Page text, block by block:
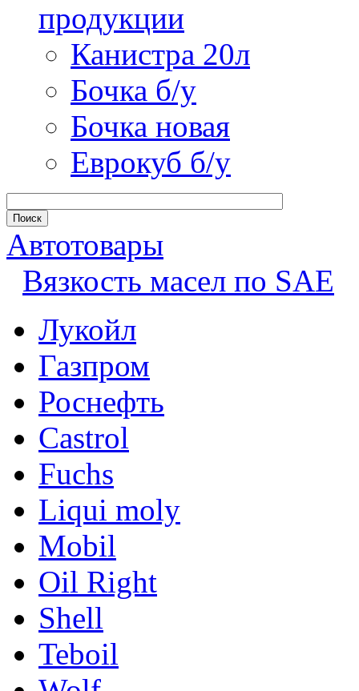
продукции
Канистра 20л
Бочка б/у
Бочка новая
Еврокуб б/у
Автотовары
Вязкость масел по SAE
Лукойл
Газпром
Роснефть
Castrol
Fuchs
Liqui moly
Mobil
Oil Right
Shell
Teboil